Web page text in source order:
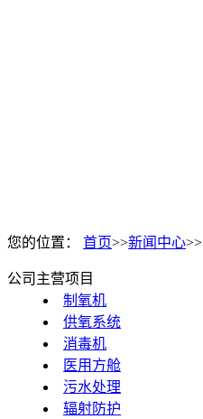
您的位置： 首页>>新闻中心>>
公司主营项目
制氧机
供氧系统
消毒机
医用方舱
污水处理
辐射防护